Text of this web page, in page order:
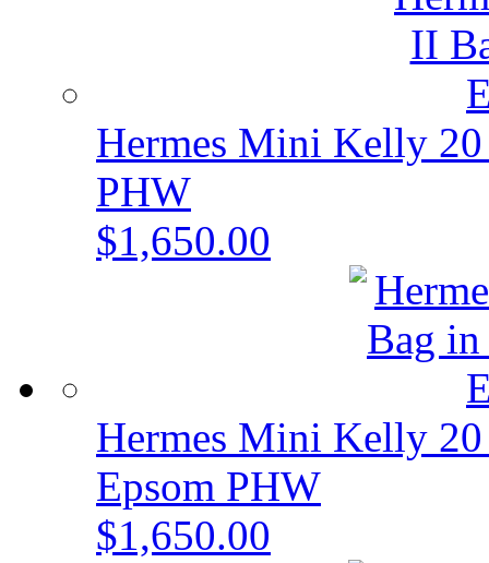
Hermes Mini Kelly
PHW
$1,650.00
Hermes Mini Kelly
Epsom PHW
$1,650.00